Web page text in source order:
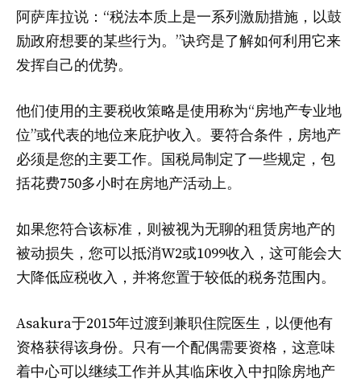
阿萨库拉说：“税法本质上是一系列激励措施，以鼓
励政府想要的某些行为。”诀窍是了解如何利用它来
发挥自己的优势。
他们使用的主要税收策略是使用称为“房地产专业地
位”或代表的地位来庇护收入。要符合条件，房地产
必须是您的主要工作。国税局制定了一些规定，包
括花费750多小时在房地产活动上。
如果您符合该标准，则被视为无聊的租赁房地产的
被动损失，您可以抵消W2或1099收入，这可能会大
大降低应税收入，并将您置于较低的税务范围内。
Asakura于2015年过渡到兼职住院医生，以便他有
资格获得该身份。只有一个配偶需要资格，这意味
着中心可以继续工作并从其临床收入中扣除房地产